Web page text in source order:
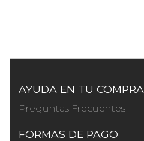
AYUDA EN TU COMPRA
Preguntas Frecuentes
FORMAS DE PAGO